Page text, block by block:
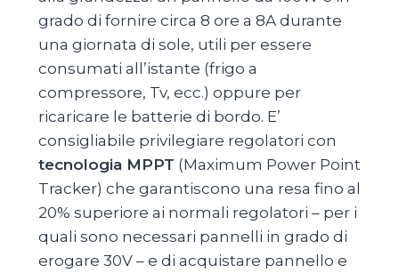
grado di fornire circa 8 ore a 8A durante
una giornata di sole, utili per essere
consumati all’istante (frigo a
compressore, Tv, ecc.) oppure per
ricaricare le batterie di bordo. E’
consigliabile privilegiare regolatori con
tecnologia MPPT (Maximum Power Point
Tracker) che garantiscono una resa fino al
20% superiore ai normali regolatori – per i
quali sono necessari pannelli in grado di
erogare 30V – e di acquistare pannello e